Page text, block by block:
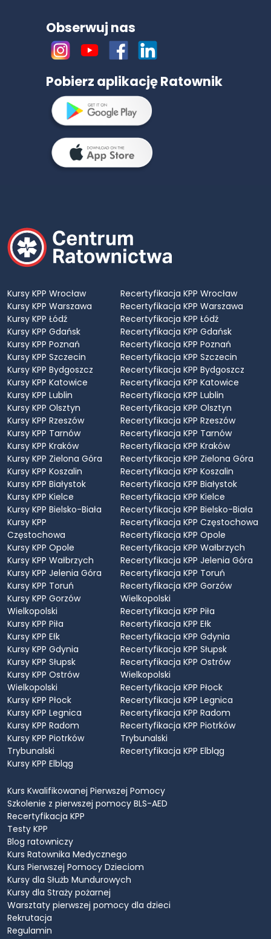
Obserwuj nas
Pobierz aplikację Ratownik
Kursy KPP Wrocław
Kursy KPP Warszawa
Kursy KPP Łódź
Kursy KPP Gdańsk
Kursy KPP Poznań
Kursy KPP Szczecin
Kursy KPP Bydgoszcz
Kursy KPP Katowice
Kursy KPP Lublin
Kursy KPP Olsztyn
Kursy KPP Rzeszów
Kursy KPP Tarnów
Kursy KPP Kraków
Kursy KPP Zielona Góra
Kursy KPP Koszalin
Kursy KPP Białystok
Kursy KPP Kielce
Kursy KPP Bielsko-Biała
Kursy KPP
Częstochowa
Kursy KPP Opole
Kursy KPP Wałbrzych
Kursy KPP Jelenia Góra
Kursy KPP Toruń
Kursy KPP Gorzów
Wielkopolski
Kursy KPP Piła
Kursy KPP Ełk
Kursy KPP Gdynia
Kursy KPP Słupsk
Kursy KPP Ostrów
Wielkopolski
Kursy KPP Płock
Kursy KPP Legnica
Kursy KPP Radom
Kursy KPP Piotrków
Trybunalski
Kursy KPP Elbląg
Recertyfikacja KPP Wrocław
Recertyfikacja KPP Warszawa
Recertyfikacja KPP Łódź
Recertyfikacja KPP Gdańsk
Recertyfikacja KPP Poznań
Recertyfikacja KPP Szczecin
Recertyfikacja KPP Bydgoszcz
Recertyfikacja KPP Katowice
Recertyfikacja KPP Lublin
Recertyfikacja KPP Olsztyn
Recertyfikacja KPP Rzeszów
Recertyfikacja KPP Tarnów
Recertyfikacja KPP Kraków
Recertyfikacja KPP Zielona Góra
Recertyfikacja KPP Koszalin
Recertyfikacja KPP Białystok
Recertyfikacja KPP Kielce
Recertyfikacja KPP Bielsko-Biała
Recertyfikacja KPP Częstochowa
Recertyfikacja KPP Opole
Recertyfikacja KPP Wałbrzych
Recertyfikacja KPP Jelenia Góra
Recertyfikacja KPP Toruń
Recertyfikacja KPP Gorzów
Wielkopolski
Recertyfikacja KPP Piła
Recertyfikacja KPP Ełk
Recertyfikacja KPP Gdynia
Recertyfikacja KPP Słupsk
Recertyfikacja KPP Ostrów
Wielkopolski
Recertyfikacja KPP Płock
Recertyfikacja KPP Legnica
Recertyfikacja KPP Radom
Recertyfikacja KPP Piotrków
Trybunalski
Recertyfikacja KPP Elbląg
Kurs Kwalifikowanej Pierwszej Pomocy
Szkolenie z pierwszej pomocy BLS-AED
Recertyfikacja KPP
Testy KPP
Blog ratowniczy
Kurs Ratownika Medycznego
Kurs Pierwszej Pomocy Dzieciom
Kursy dla Służb Mundurowych
Kursy dla Straży pożarnej
Warsztaty pierwszej pomocy dla dzieci
Rekrutacja
Regulamin